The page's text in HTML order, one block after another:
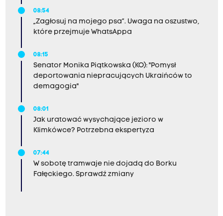
08:54
„Zagłosuj na mojego psa”. Uwaga na oszustwo,
które przejmuje WhatsAppa
08:15
Senator Monika Piątkowska (KO): "Pomysł
deportowania niepracujących Ukraińców to
demagogia"
08:01
Jak uratować wysychające jezioro w
Klimkówce? Potrzebna ekspertyza
07:44
W sobotę tramwaje nie dojadą do Borku
Fałęckiego. Sprawdź zmiany